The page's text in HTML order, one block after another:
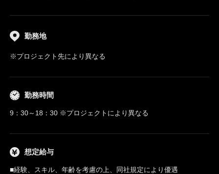
勤務地
※プロジェクト先により異なる
勤務時間
9：30～18：30 ※プロジェクトにより異なる
想定給与
■経験、スキル、年齢を考慮の上、同社規定により優遇